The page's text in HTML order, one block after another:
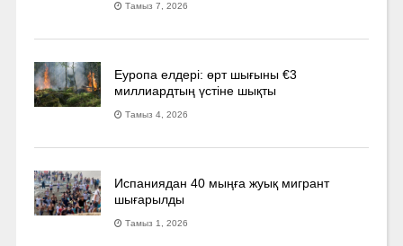
Тамыз 7, 2026
Еуропа елдері: өрт шығыны €3
миллиардтың үстіне шықты
Тамыз 4, 2026
Испаниядан 40 мыңға жуық мигрант
шығарылды
Тамыз 1, 2026